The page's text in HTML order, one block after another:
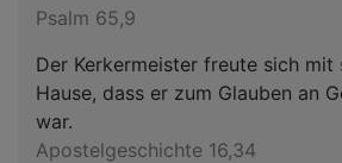
Psalm 65,9
Der Kerkermeister freute sich mit
Hause, dass er zum Glauben an
war.
Apostelgeschichte 16,34